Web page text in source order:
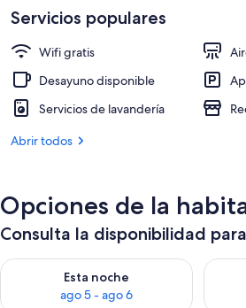
Yunohana
54 €
Servicios populares
Wifi gratis
Desayuno disponible
Servicios de lavandería
Abrir todos
Opciones de la
Consulta la disponibilidad
Esta noche
ago 5 - ago 6
Consulta la disponibilidad para esta